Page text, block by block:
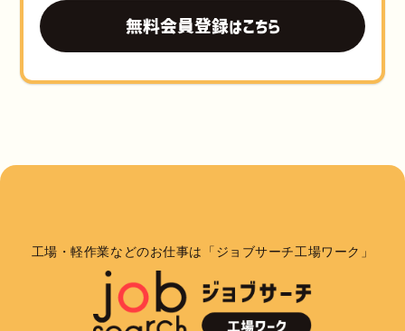
無料会員登録はこちら
工場・軽作業などのお仕事は「ジョブサーチ工場ワーク」